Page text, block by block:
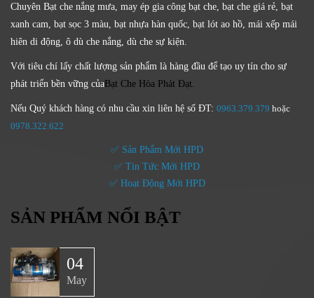
Chuyên Bạt che nắng mưa, may ép gia công bạt che, bạt che giá rẻ, bạt
xanh cam, bạt sọc 3 màu, bạt nhựa hàn quốc, bạt lót ao hồ, mái xếp mái
hiên di động, ô dù che nắng, dù che sự kiện.
Với tiêu chí lấy chất lượng sản phẩm là hàng đầu để tạo uy tín cho sự
phát triển bền vững củaBạt Che Hòa Phát Đạt.
Nếu Quý khách hàng có nhu cầu xin liên hệ số ĐT: 0963.379.379 hoặc
0978.322.622
✅ Sản Phẩm Mới HPD
✅ Tin Tức Mới HPD
✅ Hoạt Động Mới HPD
SẢN PHẨM NỔI BẬT
04
May